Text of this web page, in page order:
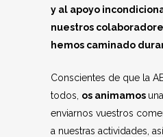
y al apoyo
nuestros
hemos caminado
Conscientes de que la
todos, os animamos
enviarnos vuestros
a nuestras actividades,